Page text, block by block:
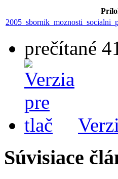
prečítané
Súvisiace